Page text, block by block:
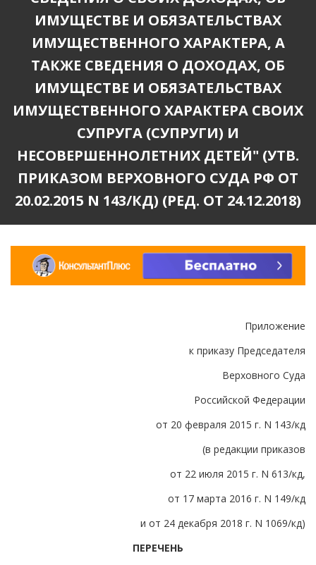
ИМУЩЕСТВЕ И ОБЯЗАТЕЛЬСТВАХ
ИМУЩЕСТВЕННОГО ХАРАКТЕРА, А
ТАКЖЕ СВЕДЕНИЯ О ДОХОДАХ, ОБ
ИМУЩЕСТВЕ И ОБЯЗАТЕЛЬСТВАХ
ИМУЩЕСТВЕННОГО ХАРАКТЕРА СВОИХ
СУПРУГА (СУПРУГИ) И
НЕСОВЕРШЕННОЛЕТНИХ ДЕТЕЙ" (УТВ.
ПРИКАЗОМ ВЕРХОВНОГО СУДА РФ ОТ
20.02.2015 N 143/КД) (РЕД. ОТ 24.12.2018)
Приложение
к приказу Председателя
Верховного Суда
Российской Федерации
от 20 февраля 2015 г. N 143/кд
(в редакции приказов
от 22 июля 2015 г. N 613/кд,
от 17 марта 2016 г. N 149/кд
и от 24 декабря 2018 г. N 1069/кд)
ПЕРЕЧЕНЬ